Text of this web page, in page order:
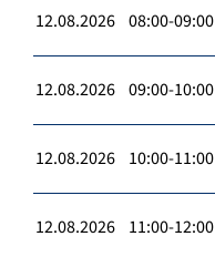
12.08.2026 08:00-09:00
12.08.2026 09:00-10:00
12.08.2026 10:00-11:00
12.08.2026 11:00-12:00